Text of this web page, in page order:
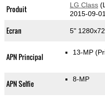
Produit LG Class
2015-09-
Ecran 5"
APN Principal 13-MP
APN Selfie 8-MP